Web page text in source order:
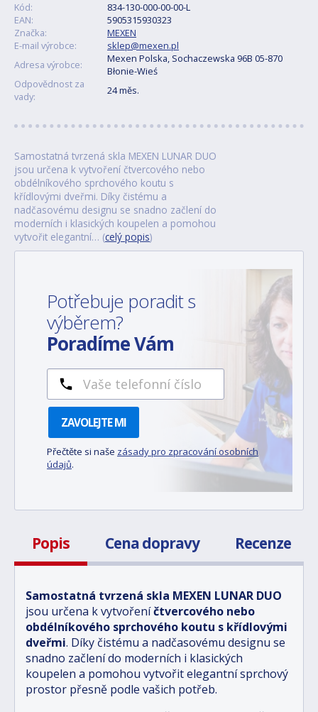
Kód:
834-130-000-00-00-L
EAN:
5905315930323
Značka:
MEXEN
E-mail výrobce:
sklep@mexen.pl
Adresa výrobce:
Mexen Polska, Sochaczewska 96B 05-870
Błonie-Wieś
Odpovědnost za
vady:
24 měs.
Samostatná tvrzená skla MEXEN LUNAR DUO
jsou určena k vytvoření čtvercového nebo
obdélníkového sprchového koutu s
křídlovými dveřmi. Díky čistému a
nadčasovému designu se snadno začlení do
moderních i klasických koupelen a pomohou
vytvořit elegantní… (celý popis)
Potřebuje poradit s
výběrem?
Poradíme Vám
ZAVOLEJTE MI
Přečtěte si naše zásady pro zpracování osobních
údajů.
Popis Cena dopravy Recenze
Samostatná tvrzená skla MEXEN LUNAR DUO
jsou určena k vytvořeníčtvercového nebo
obdélníkového sprchového koutu s křídlovými
dveřmi. Díky čistému a nadčasovému designu se
snadno začlení do moderních i klasických
koupelen a pomohou vytvořit elegantní sprchový
prostor přesně podle vašich potřeb.